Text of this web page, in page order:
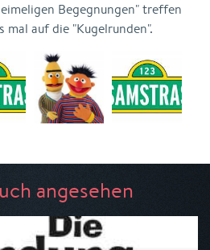
Begegnungen" treffen
mal auf die "Kugelrunden".
angesehen